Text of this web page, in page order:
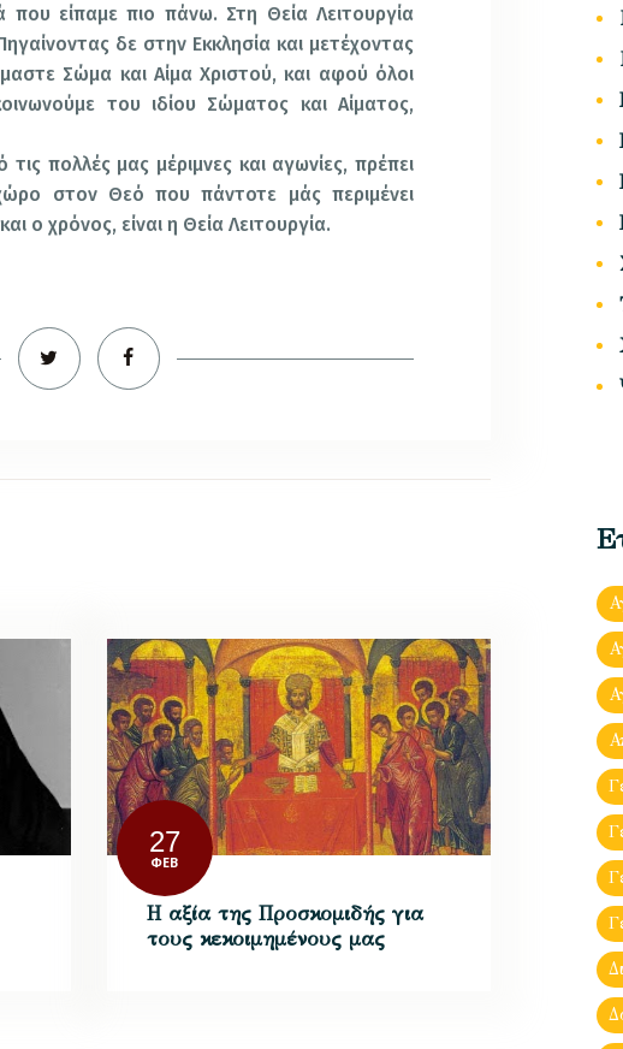
που είπαμε πιο πάνω. Στη Θεία Λειτουργία
δε στην Εκκλησία και μετέχοντας
Σώμα και Αίμα Χριστού, και αφού όλοι
του ιδίου Σώματος και Αίματος,
πολλές μας μέριμνες και αγωνίες, πρέπει
στον Θεό που πάντοτε μάς περιμένει
ο χρόνος, είναι η Θεία Λειτουργία.
27
ΦΕΒ
Η αξία της Προσκομιδής για
τους κεκοιμημένους μας